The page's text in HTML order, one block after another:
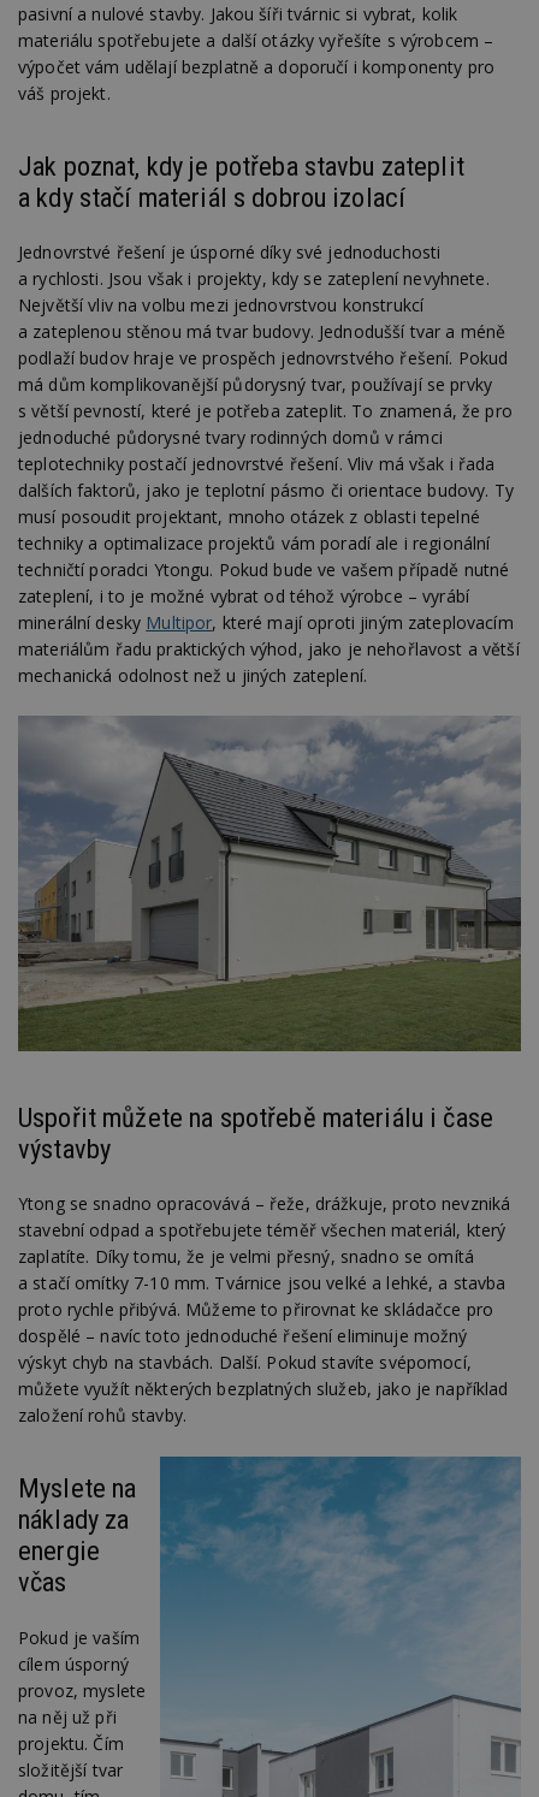
pasivní a nulové stavby. Jakou šíři tvárnic si vybrat, kolik
materiálu spotřebujete a další otázky vyřešíte s výrobcem –
výpočet vám udělají bezplatně a doporučí i komponenty pro
váš projekt.
Jak poznat, kdy je potřeba stavbu zateplit
a kdy stačí materiál s dobrou izolací
Jednovrstvé řešení je úsporné díky své jednoduchosti
a rychlosti. Jsou však i projekty, kdy se zateplení nevyhnete.
Největší vliv na volbu mezi jednovrstvou konstrukcí
a zateplenou stěnou má tvar budovy. Jednodušší tvar a méně
podlaží budov hraje ve prospěch jednovrstvého řešení. Pokud
má dům komplikovanější půdorysný tvar, používají se prvky
s větší pevností, které je potřeba zateplit. To znamená, že pro
jednoduché půdorysné tvary rodinných domů v rámci
teplotechniky postačí jednovrstvé řešení. Vliv má však i řada
dalších faktorů, jako je teplotní pásmo či orientace budovy. Ty
musí posoudit projektant, mnoho otázek z oblasti tepelné
techniky a optimalizace projektů vám poradí ale i regionální
techničtí poradci Ytongu. Pokud bude ve vašem případě nutné
zateplení, i to je možné vybrat od téhož výrobce – vyrábí
minerální desky Multipor, které mají oproti jiným zateplovacím
materiálům řadu praktických výhod, jako je nehořlavost a větší
mechanická odolnost než u jiných zateplení.
Uspořit můžete na spotřebě materiálu i čase
výstavby
Ytong se snadno opracovává – řeže, drážkuje, proto nevzniká
stavební odpad a spotřebujete téměř všechen materiál, který
zaplatíte. Díky tomu, že je velmi přesný, snadno se omítá
a stačí omítky 7-10 mm. Tvárnice jsou velké a lehké, a stavba
proto rychle přibývá. Můžeme to přirovnat ke skládačce pro
dospělé – navíc toto jednoduché řešení eliminuje možný
výskyt chyb na stavbách. Další. Pokud stavíte svépomocí,
můžete využít některých bezplatných služeb, jako je například
založení rohů stavby.
Myslete na
náklady za
energie
včas
Pokud je vaším
cílem úsporný
provoz, myslete
na něj už při
projektu. Čím
složitější tvar